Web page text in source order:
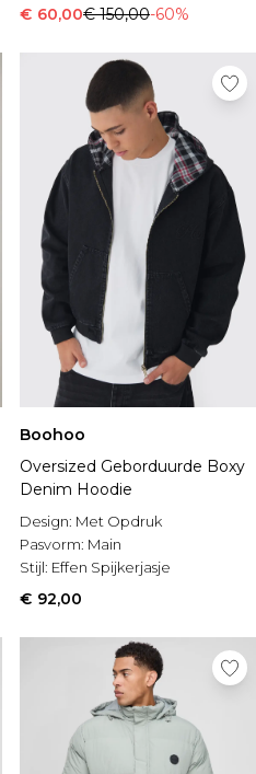
€ 60,00€ 150,00-60%
Boohoo
Oversized Geborduurde Boxy
Denim Hoodie
Design: Met Opdruk
Pasvorm: Main
Stijl: Effen Spijkerjasje
€ 92,00